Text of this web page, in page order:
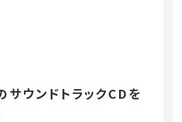
サウンドトラックCDを